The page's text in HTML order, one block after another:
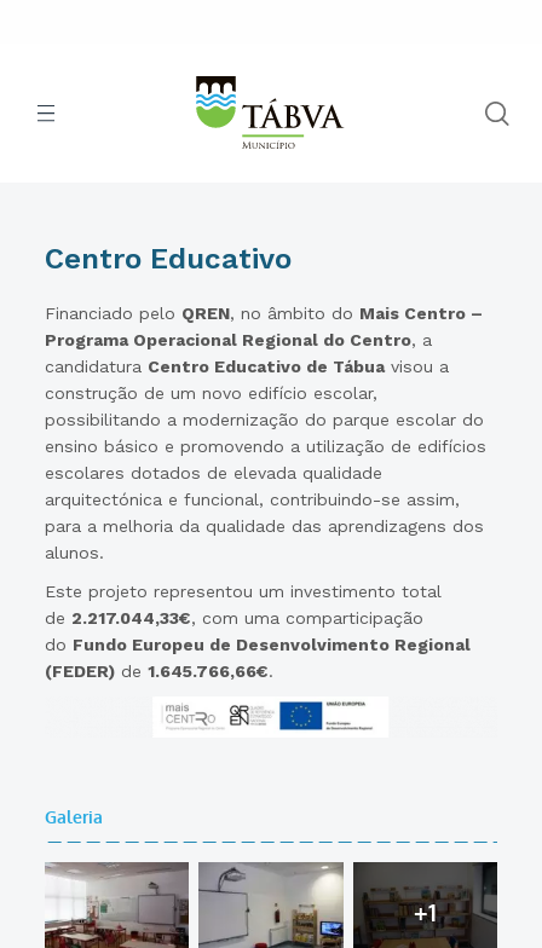
Centro Educativo
Financiado pelo QREN, no âmbito do Mais Centro –
Programa Operacional Regional do Centro, a
candidatura Centro Educativo de Tábuavisou a
construção de um novo edifício escolar,
possibilitando a modernização do parque escolar do
ensino básico e promovendo a utilização de edifícios
escolares dotados de elevada qualidade
arquitectónica e funcional, contribuindo-se assim,
para a melhoria da qualidade das aprendizagens dos
alunos.
Este projeto representou um investimento total
de 2.217.044,33€, com uma comparticipação
do Fundo Europeu de Desenvolvimento Regional
(FEDER) de1.645.766,66€.
Galeria
+1